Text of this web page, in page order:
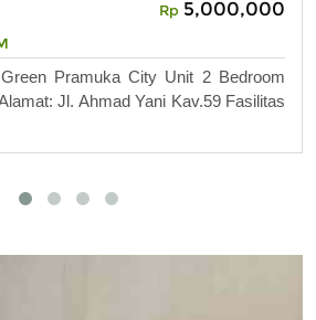
Rp 5,000,000
Pramuka City Unit 2 Bedroom
Jl. Ahmad Yani Kav.59 Fasilitas